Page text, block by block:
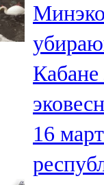
106,2
107,3
100,0
Нурлат
16